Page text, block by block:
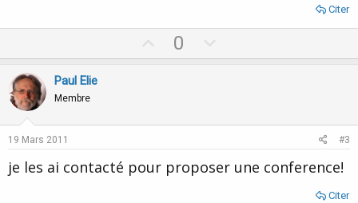
Citer
p
t
0
o
v
e
Paul Elie
Membre
19 Mars 2011 #3
je les ai contacté pour proposer une conference!
Citer